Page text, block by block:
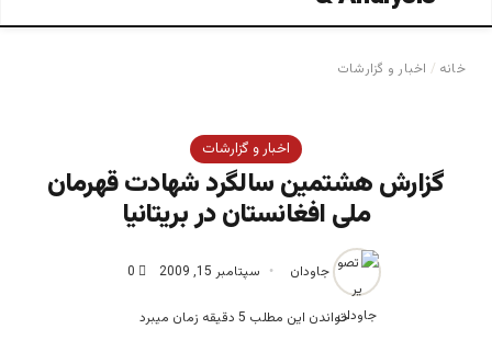
خانه / اخبار و گزارشات
اخبار و گزارشات
گزارش هشتمین سالگرد شهادت قهرمان
ملی افغانستان در بریتانیا
جاودان سپتامبر 15, 2009 0
خواندن این مطلب 5 دقیقه زمان میبرد